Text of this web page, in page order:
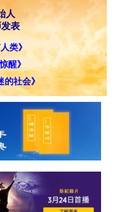
人
表
类》
惊醒》
的社会》